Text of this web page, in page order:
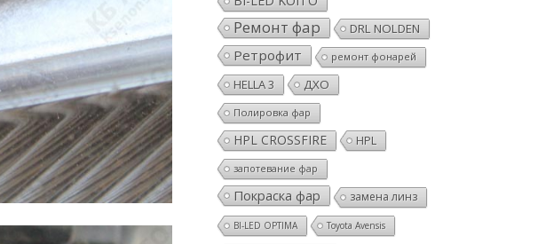
Ремонт фар DRL NOLDEN
Ретрофит ремонт фонарей
HELLA 3 ДХО
Полировка фар
HPL CROSSFIRE HPL
запотевание фар
Покраска фар замена линз
BI-LED OPTIMA Toyota Avensis